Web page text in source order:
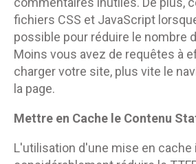
fichiers CSS et JavaScript
possible pour réduire le nombre
Moins vous avez de requêtes à
charger votre site, plus vite le
la page.
Mettre en Cache le Contenu
L'utilisation d'une mise en